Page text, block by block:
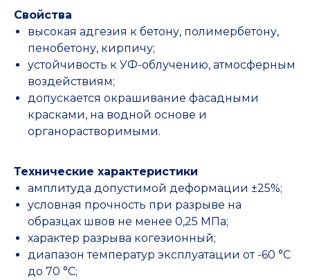
Свойства
высокая адгезия к бетону, полимербетону,
пенобетону, кирпичу;
устойчивость к УФ-облучению, атмосферным
воздействиям;
допускается окрашивание фасадными
красками, на водной основе и
органорастворимыми.
Технические характеристики
амплитуда допустимой деформации ±25%;
условная прочность при разрыве на
образцах швов не менее 0,25 МПа;
характер разрыва когезионный;
диапазон температур эксплуатации от -60 °С
до 70 °С;